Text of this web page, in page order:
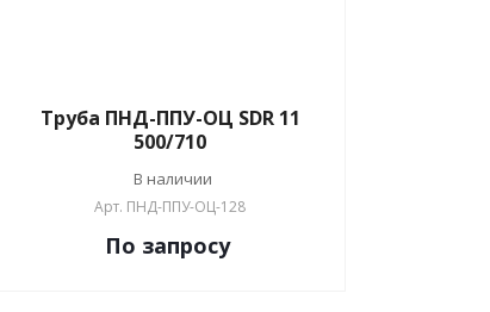
Труба ПНД-ППУ-ОЦ SDR 11
500/710
В наличии
Арт. ПНД-ППУ-ОЦ-128
По запросу